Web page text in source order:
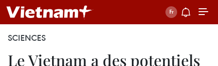
SCIENCES
Le Vietnam a des potentiels